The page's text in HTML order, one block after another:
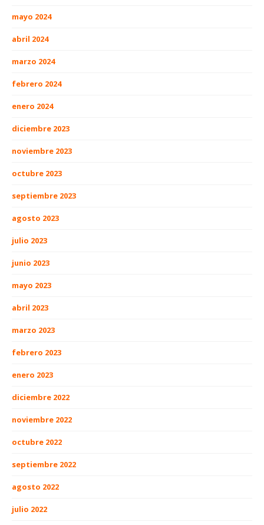
mayo 2024
abril 2024
marzo 2024
febrero 2024
enero 2024
diciembre 2023
noviembre 2023
octubre 2023
septiembre 2023
agosto 2023
julio 2023
junio 2023
mayo 2023
abril 2023
marzo 2023
febrero 2023
enero 2023
diciembre 2022
noviembre 2022
octubre 2022
septiembre 2022
agosto 2022
julio 2022